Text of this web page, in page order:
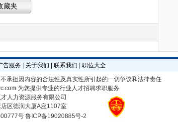
告服务| 关于我们 联系我们
职位大全
承担因内容的合法性及真实性所引起的一切争议和法律责任
为您提供专业的行业人才招聘求职服务
人力资源服务有限公司
区德润大厦A座1107室
号 鲁ICP备19020885号-2